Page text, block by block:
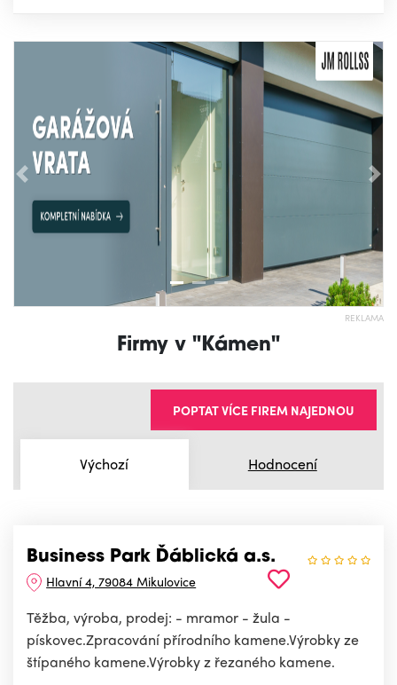
Předchozí
REKLAMA
Firmy v "Kámen"
Výchozí Hodnocení
POPTAT VÍCE FIREM NAJEDNOU
Business Park Ďáblická a.s.
Hlavní 4, 79084 Mikulovice
Těžba, výroba, prodej: - mramor - žula -
pískovec.Zpracování přírodního kamene.Výrobky ze
štípaného kamene.Výrobky z řezaného kamene.